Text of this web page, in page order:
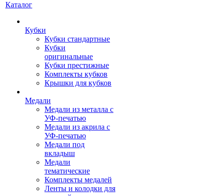
Каталог
Кубки
Кубки стандартные
Кубки
оригинальные
Кубки престижные
Комплекты кубков
Крышки для кубков
Медали
Медали из металла с
УФ-печатью
Медали из акрила с
УФ-печатью
Медали под
вкладыш
Медали
тематические
Комплекты медалей
Ленты и колодки для